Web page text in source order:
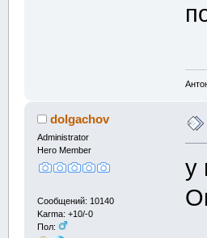
dolgachov
Administrator
Hero Member
Сообщений: 10140
Karma: +10/-0
Пол:
у